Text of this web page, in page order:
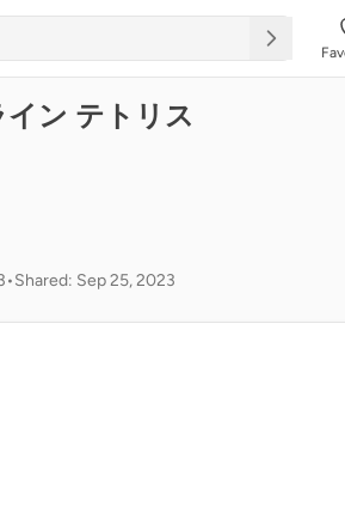
ン テトリス
•Shared: Sep 25, 2023